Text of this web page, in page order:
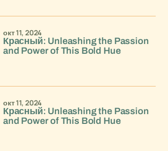
Красный: Unleashing the Passion
and Power of This Bold Hue
окт 11, 2024
Красный: Unleashing the Passion
and Power of This Bold Hue
окт 11, 2024